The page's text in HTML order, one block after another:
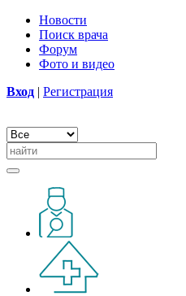
Новости
Поиск врача
Форум
Фото и видео
Вход | Регистрация